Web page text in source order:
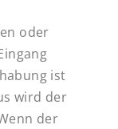
oder
ist
wird der
der